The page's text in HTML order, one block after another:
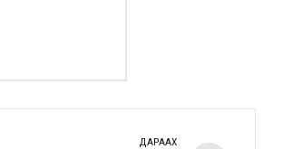
ДАРААХ